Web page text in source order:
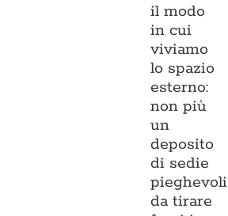
il modo
in cui
viviamo
lo spazio
esterno:
non più
un
deposito
di sedie
pieghevoli
da tirare